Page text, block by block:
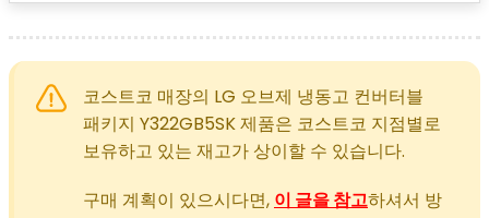
코스트코 매장의 LG 오브제 냉동고 컨버터블
패키지 Y322GB5SK 제품은 코스트코 지점별로
보유하고 있는 재고가 상이할 수 있습니다.
구매 계획이 있으시다면, 이 글을 참고하셔서 방